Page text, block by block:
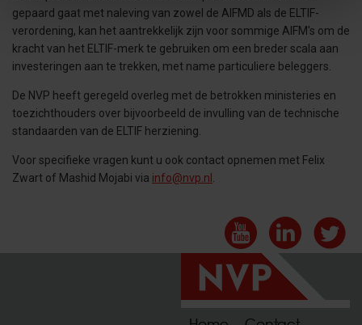
gepaard gaat met naleving van zowel de AIFMD als de ELTIF-
verordening, kan het aantrekkelijk zijn voor sommige AIFM's om de
kracht van het ELTIF-merk te gebruiken om een breder scala aan
investeringen aan te trekken, met name particuliere beleggers.
De NVP heeft geregeld overleg met de betrokken ministeries en
toezichthouders over bijvoorbeeld de invulling van de technische
standaarden van de ELTIF herziening.
Voor specifieke vragen kunt u ook contact opnemen met Felix
Zwart of Mashid Mojabi via info@nvp.nl